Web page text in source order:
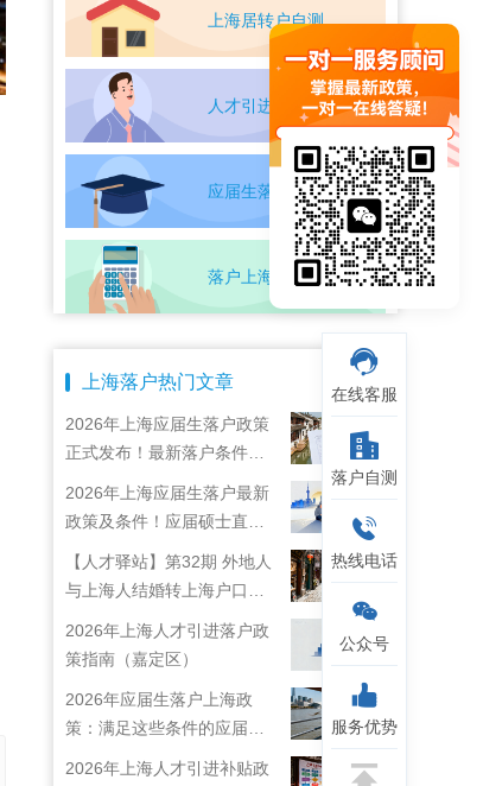
上海居转户自测
人才引进落户评测
应届生落户上海自测
落户上海条件自测
上海落户热门文章
2026年上海应届生落户政策
正式发布！最新落户条件及
流程解析！
2026年上海应届生落户最新
政策及条件！应届硕士直接
落户上海！
【人才驿站】第32期 外地人
与上海人结婚转上海户口攻
略来啦！
2026年上海人才引进落户政
策指南（嘉定区）
2026年应届生落户上海政
策：满足这些条件的应届生
就能落户上海啦！
2026年上海人才引进补贴政
在线客服
落户自测
热线电话
公众号
服务优势